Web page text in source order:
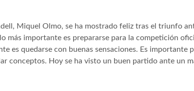
Miquel Olmo, se ha mostrado feliz tras el triunfo
más importante es prepararse para la competición
es quedarse con buenas sensaciones. Es importante
conceptos. Hoy se ha visto un buen partido ante un